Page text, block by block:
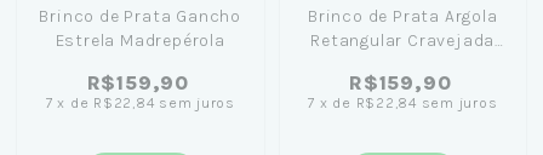
Brinco de Prata Gancho
Estrela Madrepérola
R$159,90
7 x de R$22,84 sem juros
Brinco de Prata Argola
Retangular Cravejada
R$159,90
7 x de R$22,84 sem juros